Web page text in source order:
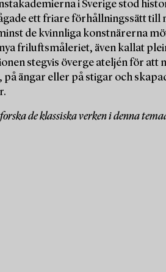
i Sverige stod
ett friare förhållningssätt till
de kvinnliga konstnärerna
friluftsmåleriet, även kallat
stegvis överge ateljén för
på ängar eller på stigar och
de klassiska verken i denna